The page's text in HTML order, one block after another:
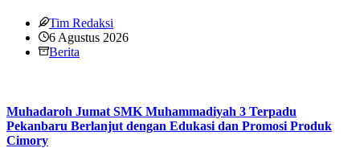
Tim Redaksi
6 Agustus 2026
Berita
Muhadaroh Jumat SMK Muhammadiyah 3 Terpadu
Pekanbaru Berlanjut dengan Edukasi dan Promosi Produk
Cimory